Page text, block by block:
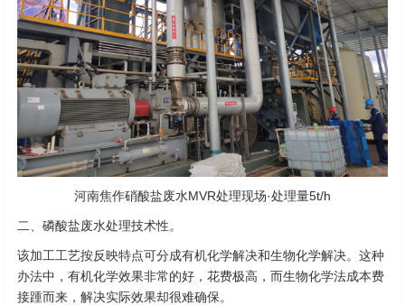
河南焦作硝酸盐废水MVR处理现场·处理量5t/h
二、磷酸盐废水处理技术性。
该加工工艺按反映特点可分成有机化学解决和生物化学解决。这种
办法中，有机化学效果非常的好，花费极高，而生物化学法成本费
接踵而来，解决实际效果却很难确保。